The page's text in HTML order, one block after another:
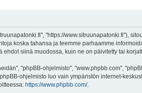
"https://www.sitruunapatonki.fi"),
koska tahansa ja teemme parhaamme
siinä muodossa, kuin ne on päivitetty tai
"phpBB-ohjelmisto", "www.phpbb.com",
ohjelmisto luo vain ympäristön internet-
https://www.phpbb.com/.